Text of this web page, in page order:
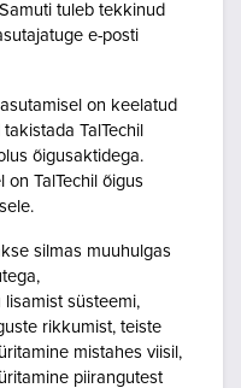
tuleb tekkinud
e-posti
on keelatud
TalTechil
õigusaktidega.
on TalTechil õigus
silmas muuhulgas
süsteemi,
rikkumist, teiste
mistahes viisil,
piirangutest